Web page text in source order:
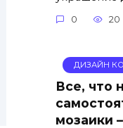
0 20
ДИЗАЙН
Все, что
мозаики